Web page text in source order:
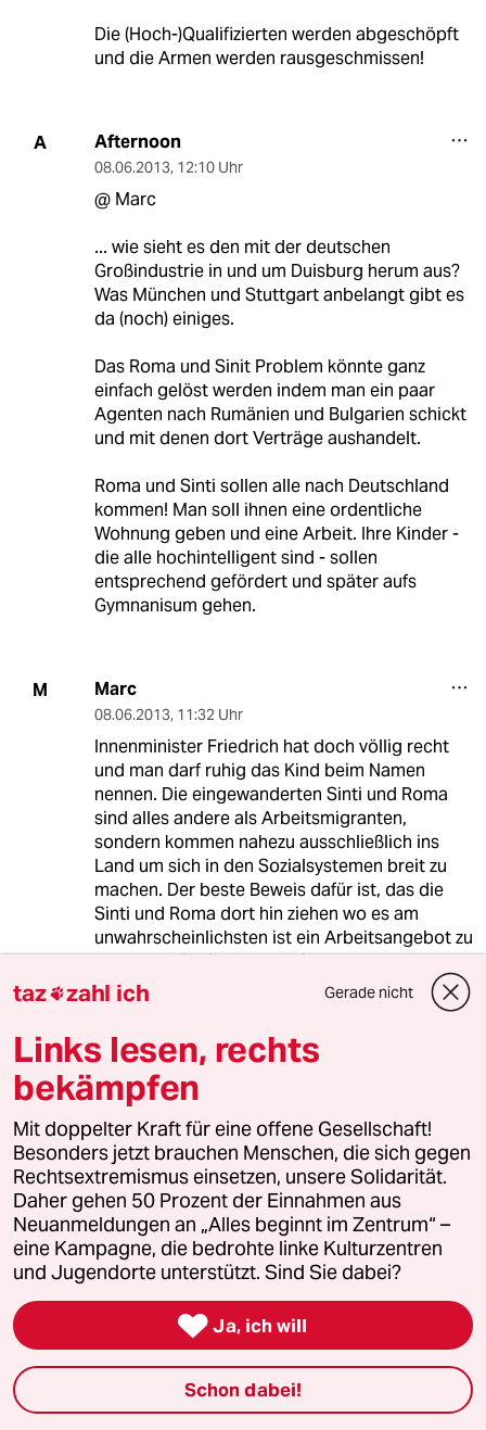
Die (Hoch-)Qualifizierten werden abgeschöpft
und die Armen werden rausgeschmissen!
A Afternoon
08.06.2013, 12:10 Uhr
@ Marc
... wie sieht es den mit der deutschen
Großindustrie in und um Duisburg herum aus?
Was München und Stuttgart anbelangt gibt es
da (noch) einiges.
Das Roma und Sinit Problem könnte ganz
einfach gelöst werden indem man ein paar
Agenten nach Rumänien und Bulgarien schickt
und mit denen dort Verträge aushandelt.
Roma und Sinti sollen alle nach Deutschland
kommen! Man soll ihnen eine ordentliche
Wohnung geben und eine Arbeit. Ihre Kinder -
die alle hochintelligent sind - sollen
entsprechend gefördert und später aufs
Gymnanisum gehen.
M Marc
08.06.2013, 11:32 Uhr
Innenminister Friedrich hat doch völlig recht
und man darf ruhig das Kind beim Namen
nennen. Die eingewanderten Sinti und Roma
sind alles andere als Arbeitsmigranten,
sondern kommen nahezu ausschließlich ins
Land um sich in den Sozialsystemen breit zu
machen. Der beste Beweis dafür ist, das die
Sinti und Roma dort hin ziehen wo es am
unwahrscheinlichsten ist ein Arbeitsangebot zu
erhalten, nämlich nach Duisburg. Ich sags mal
kurz, wenn ich nach Deutschland komme um
eine Arbeit zu finden, dann gehe ich dahin wo
Arbeit ist, nach München oder Stuttgart. Wenn
ich nach Deutschland gehe um mich ins
Sozialsystem einzuquatieren, dann gehe ich
lieber nach Duisburg oder Berlin.
B Baumkrone
08.06.2013 , 09:56 Uhr
@ Rainer
Sozialfaschismus imperialistischer deutscher
So gesehen könnte man sogar einen Schritt
weitergehen:
taz zahl ich Gerade nicht
Links lesen, rechts
bekämpfen
Mit doppelter Kraft für eine offene Gesellschaft!
Besonders jetzt brauchen Menschen, die sich gegen
Rechtsextremismus einsetzen, unsere Solidarität.
Daher gehen 50 Prozent der Einnahmen aus
Neuanmeldungen an „Alles beginnt im Zentrum“ –
eine Kampagne, die bedrohte linke Kulturzentren
und Jugendorte unterstützt. Sind Sie dabei?
 Ja, ich will
Schon dabei!